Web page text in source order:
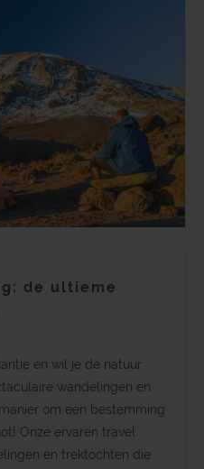
de ultieme
en wil je de natuur
wandelingen en
om een bestemming
Onze ervaren travel
en trektochten die